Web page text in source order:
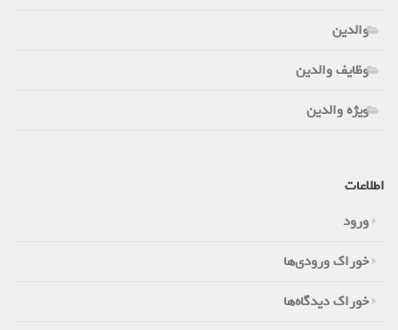
والدین
وظایف والدین
ویژه والدین
اطلاعات
ورود
خوراک ورودی‌ها
خوراک دیدگاه‌ها